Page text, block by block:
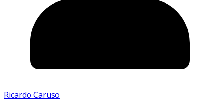
Ricardo Caruso